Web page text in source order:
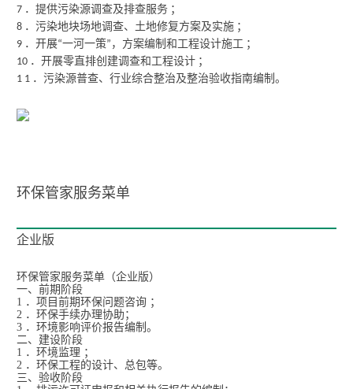
7 ．提供污染源调查及排查服务 ；
8 ．污染地块场地调查、土地修复方案及实施 ；
9 ．开展“一河一策” ，方案编制和工程设计施工 ；
10 ．开展零直排创建调查和工程设计 ；
1 1 ．污染源普查、行业综合整治及整治验收指南编制。
环保管家服务菜单
企业版
环保管家服务菜单（企业版）
一、前期阶段
1 ．项目前期环保问题咨询 ；
2 ．环保手续办理协助；
3 ．环境影响评价报告编制。
二、建设阶段
1 ．环境监理 ；
2 ．环保工程的设计、总包等。
三、验收阶段